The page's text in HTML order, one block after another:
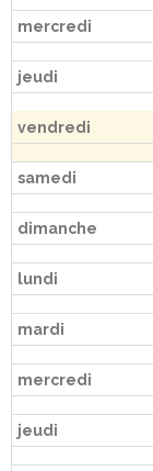
- Cuisine /
- Ecriture
- Mosaïque
- Peinture
- Plongée –
- Scrapbooking
- Sophrologie
Devenir
Partenaires
mercredi
jeudi
vendredi
samedi
dimanche
lundi
mardi
mercredi
jeudi